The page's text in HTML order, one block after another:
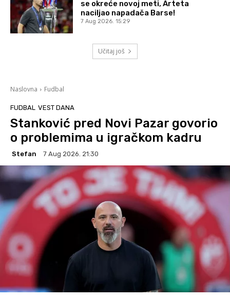
se okreće novoj meti, Arteta
naciljao napadača Barse!
7 Aug 2026. 15:29
Učitaj još